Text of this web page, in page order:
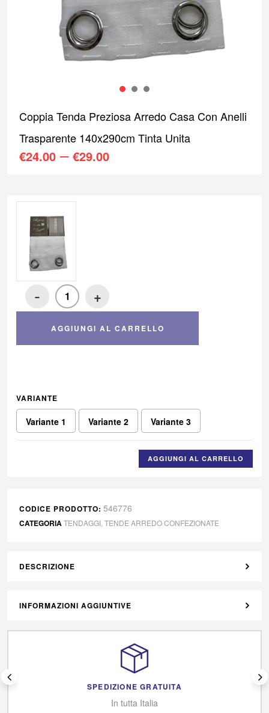
Coppia Tenda Preziosa Arredo Casa Con Anelli
Trasparente 140x290cm Tinta Unita
€24.00 – €29.00
- +
AGGIUNGI AL CARRELLO
VARIANTE
Variante 1 Variante 2 Variante 3
AGGIUNGI AL CARRELLO
CODICE PRODOTTO: 546776
CATEGORIATENDAGGI TENDE ARREDO CONFEZIONATE
DESCRIZIONE
INFORMAZIONI AGGIUNTIVE
SPEDIZIONE GRATUITA
In tutta Italia